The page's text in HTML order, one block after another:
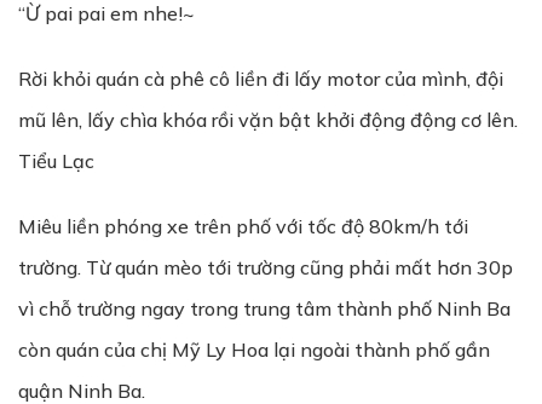
“Ừ pai pai em nhe!~
Rời khỏi quán cà phê cô liền đi lấy motor của mình, đội
mũ lên, lấy chìa khóa rồi vặn bật khởi động động cơ lên.
Tiểu Lạc
Miêu liền phóng xe trên phố với tốc độ 80km/h tới
trường. Từ quán mèo tới trường cũng phải mất hơn 30p
vì chỗ trường ngay trong trung tâm thành phố Ninh Ba
còn quán của chị Mỹ Ly Hoa lại ngoài thành phố gần
quận Ninh Ba.